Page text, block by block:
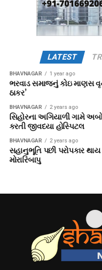
LATEST
BHAVNAGAR 1 year ago
ભરવાડ સમાજનું કોઇ માણસ
ઠાકર’
BHAVNAGAR 2 years ago
સિહોરના અગિયાળી ગામે
કરતી જીવદયા હોસ્પિટલ
BHAVNAGAR 2 years ago
સહાનુભૂતિ પછી પરોપકાર
મોરારિબાપુ